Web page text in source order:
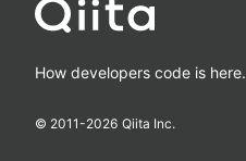
How developers code is here.
© 2011-2026 Qiita Inc.